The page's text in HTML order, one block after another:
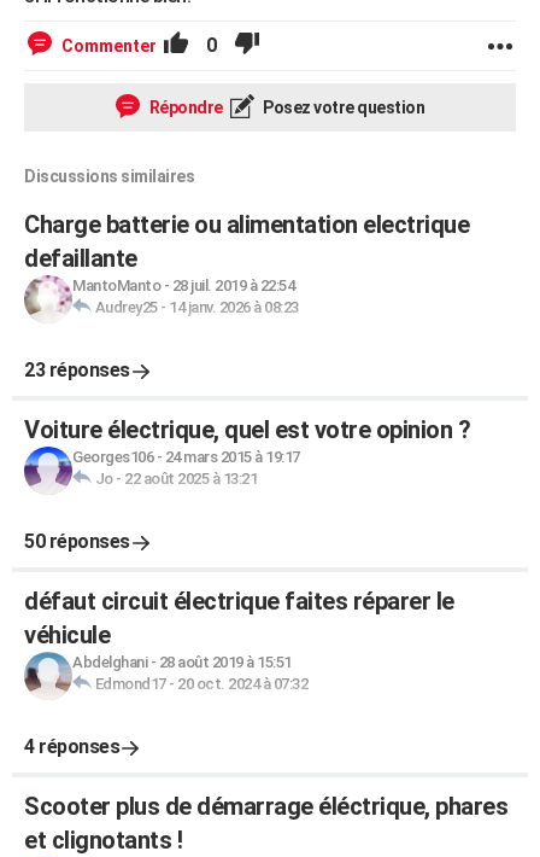
AVIS DE DÉCÈS
FORUMCommenter 0
Répondre Posez votre question
Discussions similaires
Charge batterie ou alimentation electrique
defaillante
MantoManto- 28 juil. 2019 à 22:54
Audrey25- 14 janv. 2026 à 08:23
23 réponses
Voiture électrique, quel est votre opinion ?
Georges106- 24 mars 2015 à 19:17
Jo- 22 août 2025 à 13:21
50 réponses
défaut circuit électrique faites réparer le
véhicule
Abdelghani- 28 août 2019 à 15:51
Edmond17- 20 oct. 2024 à 07:32
4 réponses
Scooter plus de démarrage éléctrique, phares
et clignotants !